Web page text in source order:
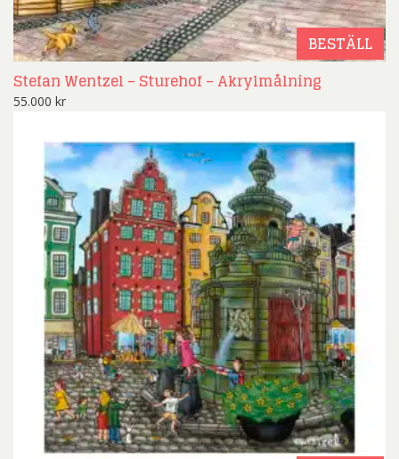
BESTÄLL
Stefan Wentzel – Sturehof – Akrylmålning
55.000 kr